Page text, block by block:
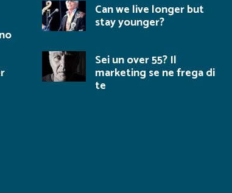
Can we live longer but
stay younger?
Sei un over 55? Il
marketing se ne frega di
te